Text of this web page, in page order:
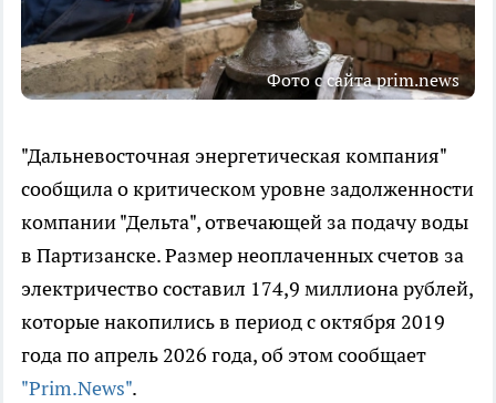
Фото с сайта prim.news
"Дальневосточная энергетическая компания"
сообщила о критическом уровне задолженности
компании "Дельта", отвечающей за подачу воды
в Партизанске. Размер неоплаченных счетов за
электричество составил 174,9 миллиона рублей,
которые накопились в период с октября 2019
года по апрель 2026 года, об этом сообщает
"Prim.News".